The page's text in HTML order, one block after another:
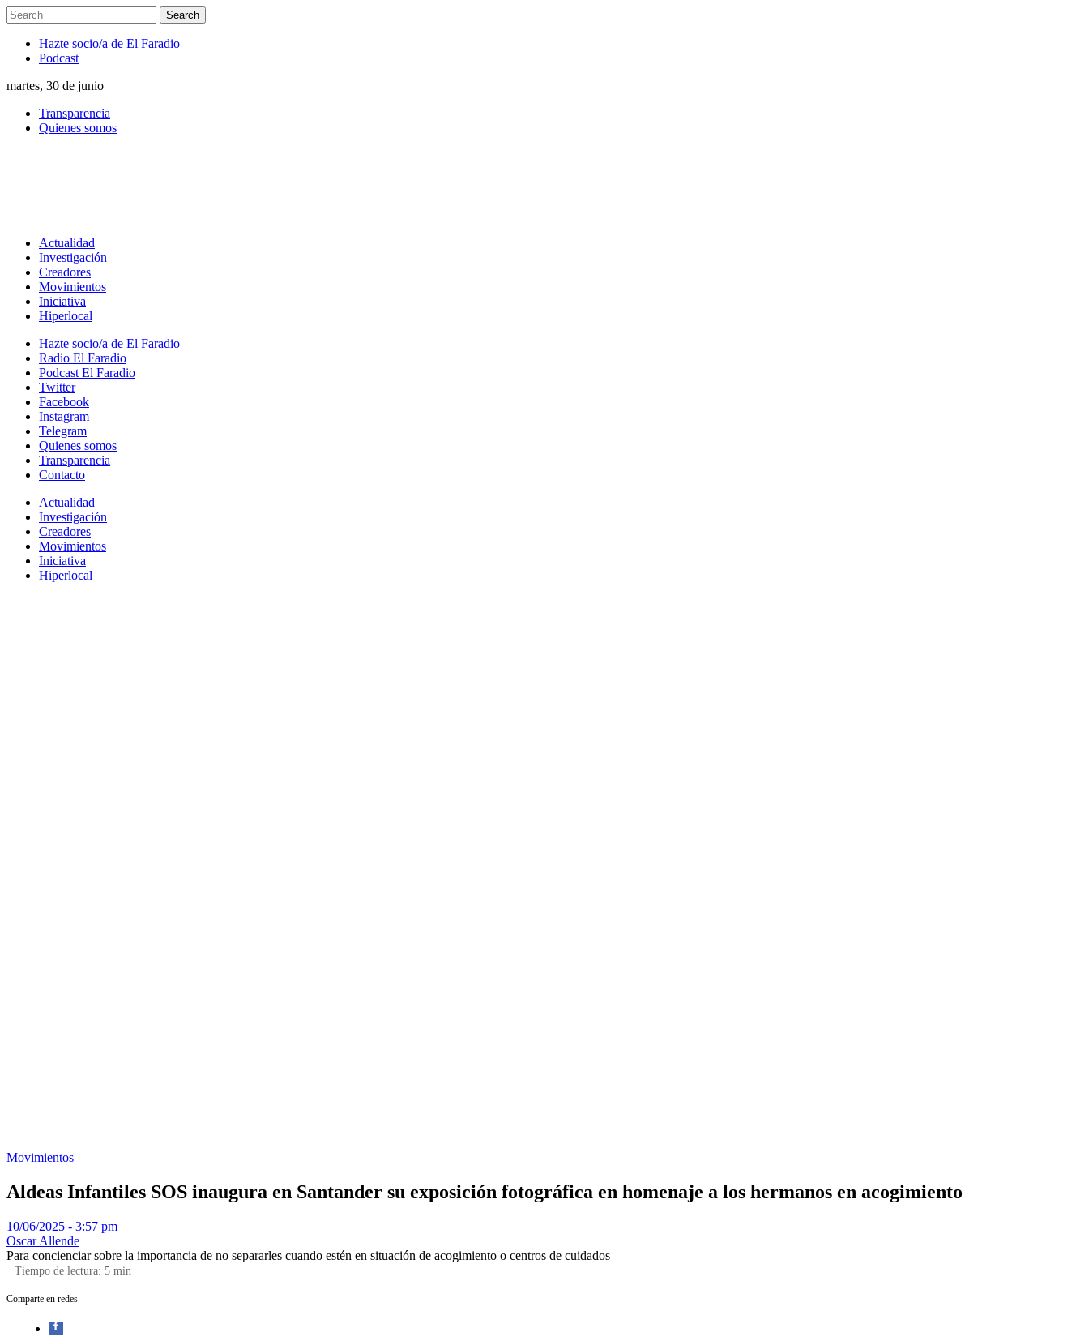
Hazte socio/a de El Faradio
Podcast
martes, 30 de junio
Transparencia
Quienes somos
Actualidad
Investigación
Creadores
Movimientos
Iniciativa
Hiperlocal
Hazte socio/a de El Faradio
Radio El Faradio
Podcast El Faradio
Twitter
Facebook
Instagram
Telegram
Quienes somos
Transparencia
Contacto
Actualidad
Investigación
Creadores
Movimientos
Iniciativa
Hiperlocal
Movimientos
Aldeas Infantiles SOS inaugura en Santander su exposición fotográfica en homenaje a los hermanos en acogimiento
10/06/2025 - 3:57 pm
Oscar Allende
Para concienciar sobre la importancia de no separarles cuando estén en situación de acogimiento o centros de cuidados
Tiempo de lectura: 5 min
Comparte en redes